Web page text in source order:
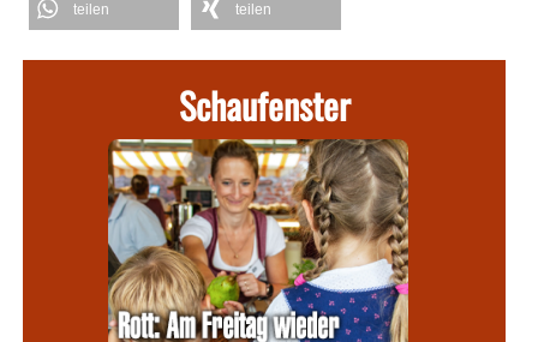
teilen teilen
Schaufenster